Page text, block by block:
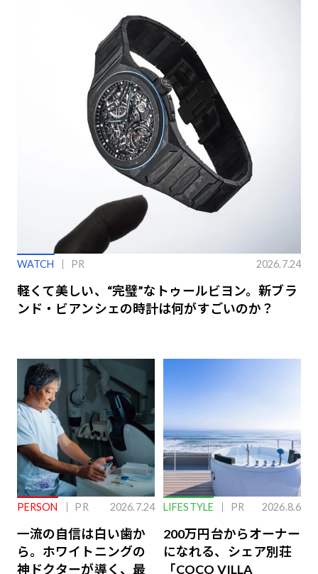
WATCH PR 2026.7.24
軽くて美しい、“完璧”なトゥールビヨン。新ブラ
ンド・ビアンシェの時計は何がすごいのか？
PERSON PR 2026.7.24
一流の自信は白い歯か
ら。ホワイトニングの
神ドクターが導く、最
LIFESTYLE PR 2026.8.6
200万円台からオーナー
になれる、シェア別荘
「COCO VILLA